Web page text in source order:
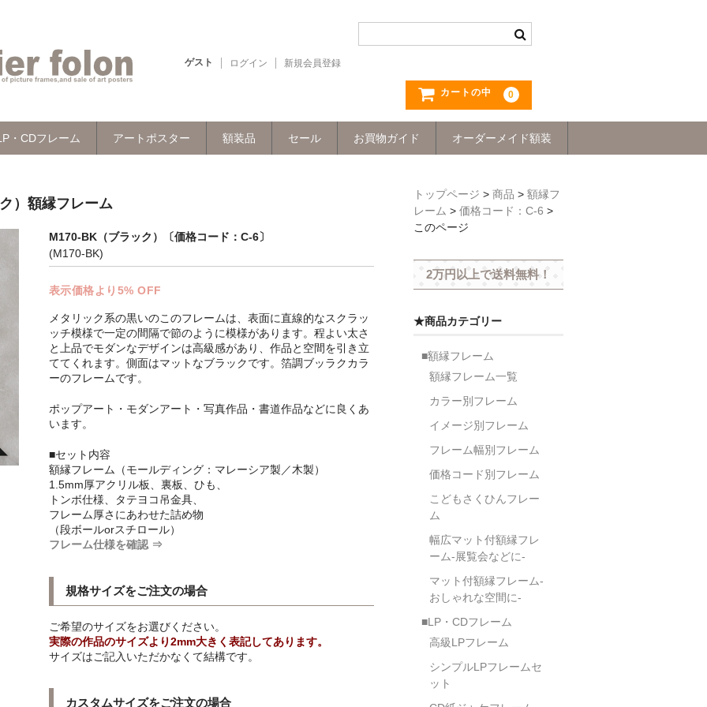
ゲスト ログイン 新規会員登録
カートの中 0
・CDフレーム アートポスター 額装品 セール お買物ガイド オーダーメイド額装
）額縁フレーム
M170-BK（ブラック）〔価格コード：C-6〕
(M170-BK)
表示価格より5% OFF
メタリック系の黒いのこのフレームは、表面に直線的なスクラッ
ッチ模様で一定の間隔で節のように模様があります。程よい太さ
と上品でモダンなデザインは高級感があり、作品と空間を引き立
ててくれます。側面はマットなブラックです。箔調ブッラクカラ
ーのフレームです。
ポップアート・モダンアート・写真作品・書道作品などに良くあ
います。
■セット内容
額縁フレーム（モールディング：マレーシア製／木製）
1.5mm厚アクリル板、裏板、ひも、
トンボ仕様、タテヨコ吊金具、
フレーム厚さにあわせた詰め物
（段ボールorスチロール）
フレーム仕様を確認 ⇒
規格サイズをご注文の場合
ご希望のサイズをお選びください。
実際の作品のサイズより2mm大きく表記してあります。
サイズはご記入いただかなくて結構です。
カスタムサイズをご注文の場合
トップページ > 商品 > 額縁フ
レーム > 価格コード：C-6 >
このページ
2万円以上で送料無料！
★商品カテゴリー
■額縁フレーム
額縁フレーム一覧
カラー別フレーム
イメージ別フレーム
フレーム幅別フレーム
価格コード別フレーム
こどもさくひんフレー
ム
幅広マット付額縁フレ
ーム-展覧会などに-
マット付額縁フレーム-
おしゃれな空間に-
■LP・CDフレーム
高級LPフレーム
シンプルLPフレームセ
ット